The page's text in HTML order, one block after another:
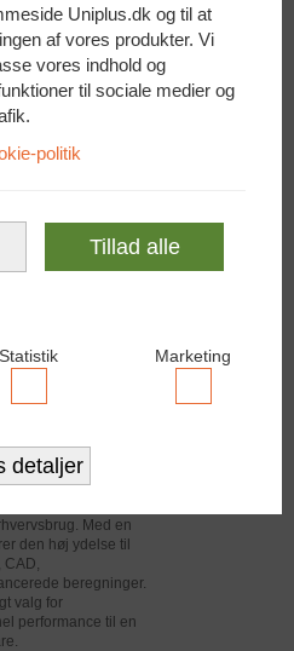
Uniplus.dk og til at
af vores produkter. Vi
vores indhold og
til sociale medier og
politik
Tillad alle
Statistik
cookies
Marketing
detaljer
cookies hjælper med at
brugbar ved at
funktioner
navigation, login og adgang
0,00)
er en professionel
Med en
den høj ydelse til
beregninger.
valg for
performance til en